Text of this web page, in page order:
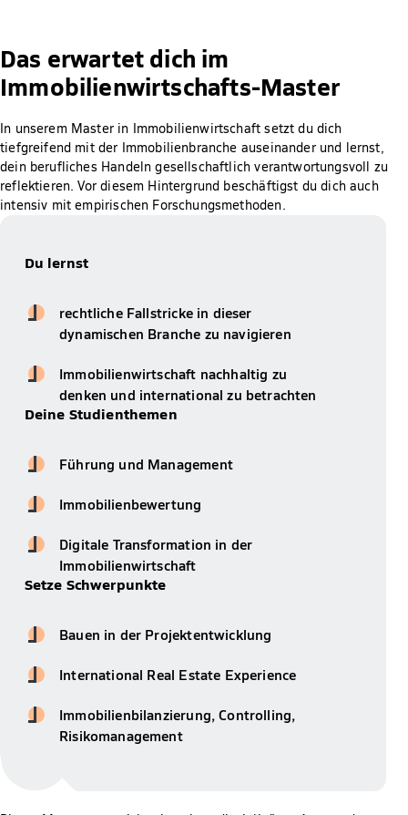
Das erwartet dich im
Immobilienwirtschafts-Master
In unserem Master in Immobilienwirtschaft setzt du dich
tiefgreifend mit der Immobilienbranche auseinander und lernst,
dein berufliches Handeln gesellschaftlich verantwortungsvoll zu
reflektieren. Vor diesem Hintergrund beschäftigst du dich auch
intensiv mit empirischen Forschungsmethoden.
Du lernst
rechtliche Fallstricke in dieser
dynamischen Branche zu navigieren
Immobilienwirtschaft nachhaltig zu
denken und international zu betrachten
Deine Studienthemen
Führung und Management
Immobilienbewertung
Digitale Transformation in der
Immobilienwirtschaft
Setze Schwerpunkte
Bauen in der Projektentwicklung
International Real Estate Experience
Immobilienbilanzierung, Controlling,
Risikomanagement